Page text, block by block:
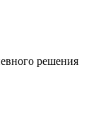
решения